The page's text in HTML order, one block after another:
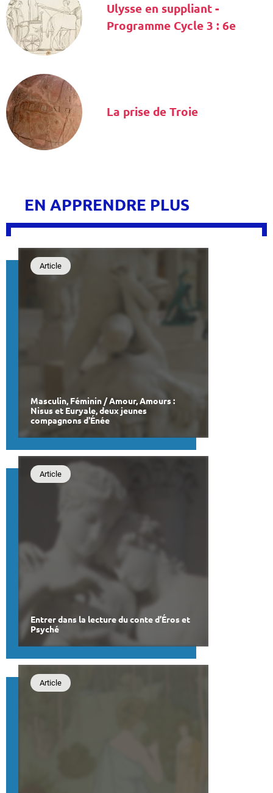
Ulysse en suppliant -
Programme Cycle 3 : 6e
La prise de Troie
EN APPRENDRE PLUS
Masculin, Féminin / Amour, Amours :
Nisus et Euryale, deux jeunes
compagnons d'Énée
Article
Entrer dans la lecture du conte d’Éros et
Psyché
Article
Article